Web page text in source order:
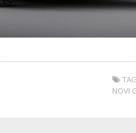
NOVI